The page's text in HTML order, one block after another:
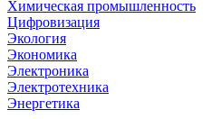
Химическая промышленность
Цифровизация
Экология
Экономика
Электроника
Электротехника
Энергетика